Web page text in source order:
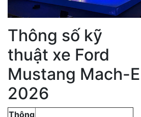
Thông số kỹ
thuật xe Ford
Mustang Mach-E
2026
Thông